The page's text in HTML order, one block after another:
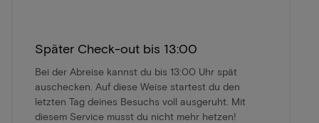
Später Check-out bis 13:00
Bei der Abreise kannst du bis 13:00 Uhr spät
auschecken. Auf diese Weise startest du den
letzten Tag deines Besuchs voll ausgeruht. Mit
diesem Service musst du nicht mehr hetzen!